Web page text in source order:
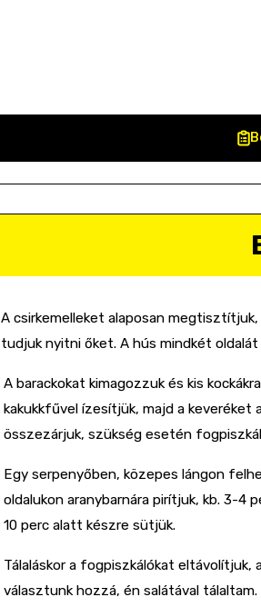
A csirkemelleket alaposan
tudjuk nyitni őket. A hús mindkét
A barackokat kimagozzuk és kis
kakukkfűvel ízesítjük, majd a keveréket
összezárjuk, szükség esetén
Egy serpenyőben, közepes lángon
oldalukon aranybarnára pirítjuk, kb. 3-
10 perc alatt készre sütjük.
Tálaláskor a fogpiszkálókat
választunk hozzá, én salátával tálaltam.